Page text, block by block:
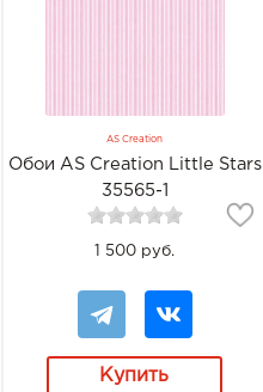
AS Creation
Обои AS Creation Little Stars
35565-1
1 500 руб.
Купить